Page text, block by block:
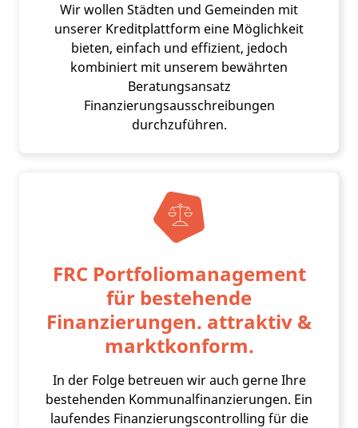
Wir wollen Städten und Gemeinden mit
unserer Kreditplattform eine Möglichkeit
bieten, einfach und effizient, jedoch
kombiniert mit unserem bewährten
Beratungsansatz
Finanzierungsausschreibungen
durchzuführen.
FRC Portfoliomanagement
für bestehende
Finanzierungen. attraktiv &
marktkonform.
In der Folge betreuen wir auch gerne Ihre
bestehenden Kommunalfinanzierungen. Ein
laufendes Finanzierungscontrolling für die